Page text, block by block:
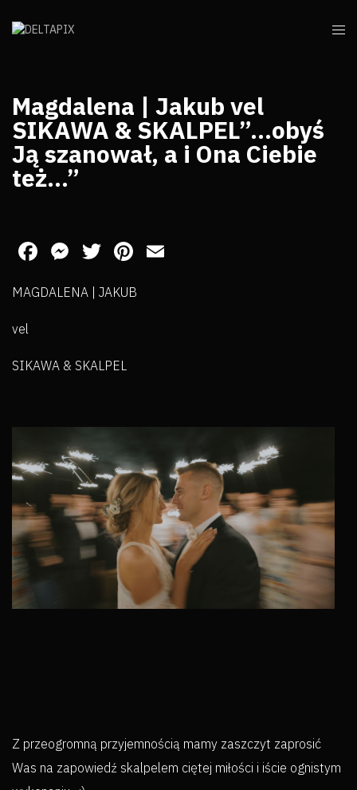
Magdalena | Jakub vel
SIKAWA & SKALPEL”…obyś
Ją szanował, a i Ona Ciebie
też…”
Facebook
Messenger
TwitterPinterest
MAGDALENA | JAKUB
vel
SIKAWA & SKALPEL
Z przeogromną przyjemnością mamy zaszczyt zaprosić
Was na zapowiedź skalpelem ciętej miłości i iście ognistym